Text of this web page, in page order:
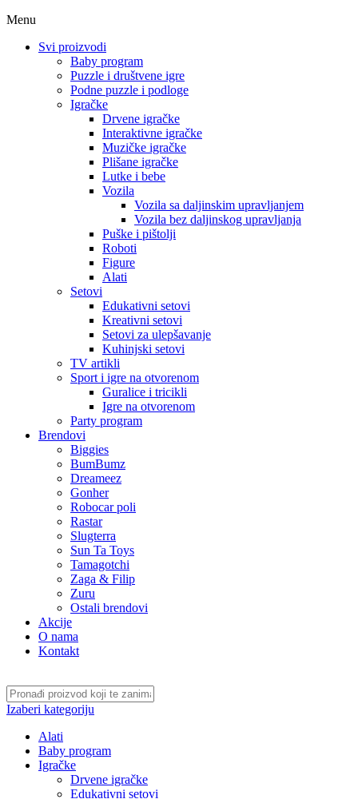
Menu
Svi proizvodi
Baby program
Puzzle i društvene igre
Podne puzzle i podloge
Igračke
Drvene igračke
Interaktivne igračke
Muzičke igračke
Plišane igračke
Lutke i bebe
Vozila
Vozila sa daljinskim upravljanjem
Vozila bez daljinskog upravljanja
Puške i pištolji
Roboti
Figure
Alati
Setovi
Edukativni setovi
Kreativni setovi
Setovi za ulepšavanje
Kuhinjski setovi
TV artikli
Sport i igre na otvorenom
Guralice i tricikli
Igre na otvorenom
Party program
Brendovi
Biggies
BumBumz
Dreameez
Gonher
Robocar poli
Rastar
Slugterra
Sun Ta Toys
Tamagotchi
Zaga & Filip
Zuru
Ostali brendovi
Akcije
O nama
Kontakt
Izaberi kategoriju
Alati
Baby program
Igračke
Drvene igračke
Edukativni setovi